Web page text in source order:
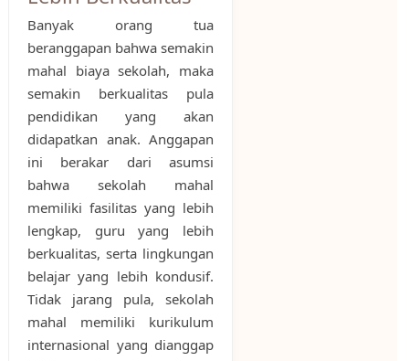
Banyak orang tua
beranggapan bahwa semakin
mahal biaya sekolah, maka
semakin berkualitas pula
pendidikan yang akan
didapatkan anak. Anggapan
ini berakar dari asumsi
bahwa sekolah mahal
memiliki fasilitas yang lebih
lengkap, guru yang lebih
berkualitas, serta lingkungan
belajar yang lebih kondusif.
Tidak jarang pula, sekolah
mahal memiliki kurikulum
internasional yang dianggap